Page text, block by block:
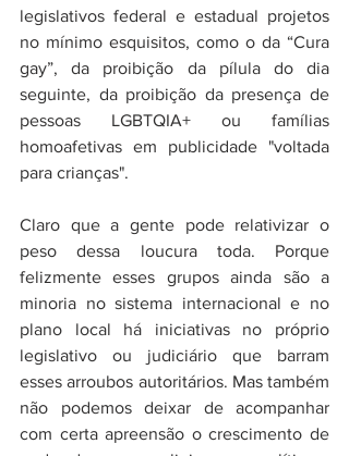
legislativos federal e estadual projetos
no mínimo esquisitos, como o da “Cura
gay”, da proibição da pílula do dia
seguinte, da proibição da presença de
pessoas LGBTQIA+ ou famílias
homoafetivas em publicidade "voltada
para crianças".
Claro que a gente pode relativizar o
peso dessa loucura toda. Porque
felizmente esses grupos ainda são a
minoria no sistema internacional e no
plano local há iniciativas no próprio
legislativo ou judiciário que barram
esses arroubos autoritários. Mas também
não podemos deixar de acompanhar
com certa apreensão o crescimento de